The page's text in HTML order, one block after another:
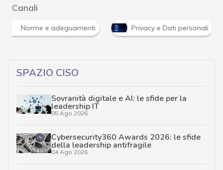
Canali
Norme e adeguamenti Privacy e Dati personali
SPAZIO CISO
Sovranità digitale e AI: le sfide per la
leadership IT
05 Ago 2026
Cybersecurity360 Awards 2026: le sfide
della leadership antifragile
04 Ago 2026